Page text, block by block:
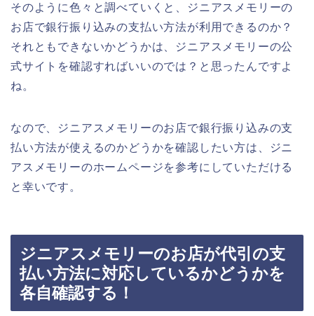
そのように色々と調べていくと、ジニアスメモリーの
お店で銀行振り込みの支払い方法が利用できるのか？
それともできないかどうかは、ジニアスメモリーの公
式サイトを確認すればいいのでは？と思ったんですよ
ね。
なので、ジニアスメモリーのお店で銀行振り込みの支
払い方法が使えるのかどうかを確認したい方は、ジニ
アスメモリーのホームページを参考にしていただける
と幸いです。
ジニアスメモリーのお店が代引の支
払い方法に対応しているかどうかを
各自確認する！